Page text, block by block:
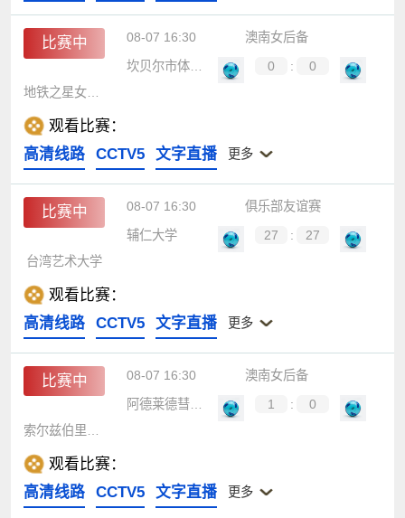
比赛中 08-07 16:30
澳南女后备
坎贝尔市体育馆女足后备队
0 :
0
观看比赛：
高清线路
CCTV5 文字直播 更多
比赛中 08-07 16:30
俱乐部友谊赛
辅仁大学
27 :
27
台湾艺术大学
观看比赛：
高清线路
CCTV5 文字直播 更多
比赛中 08-07 16:30
澳南女后备
阿德莱德彗星女足后备
1 :
0
观看比赛：
高清线路
CCTV5 文字直播 更多